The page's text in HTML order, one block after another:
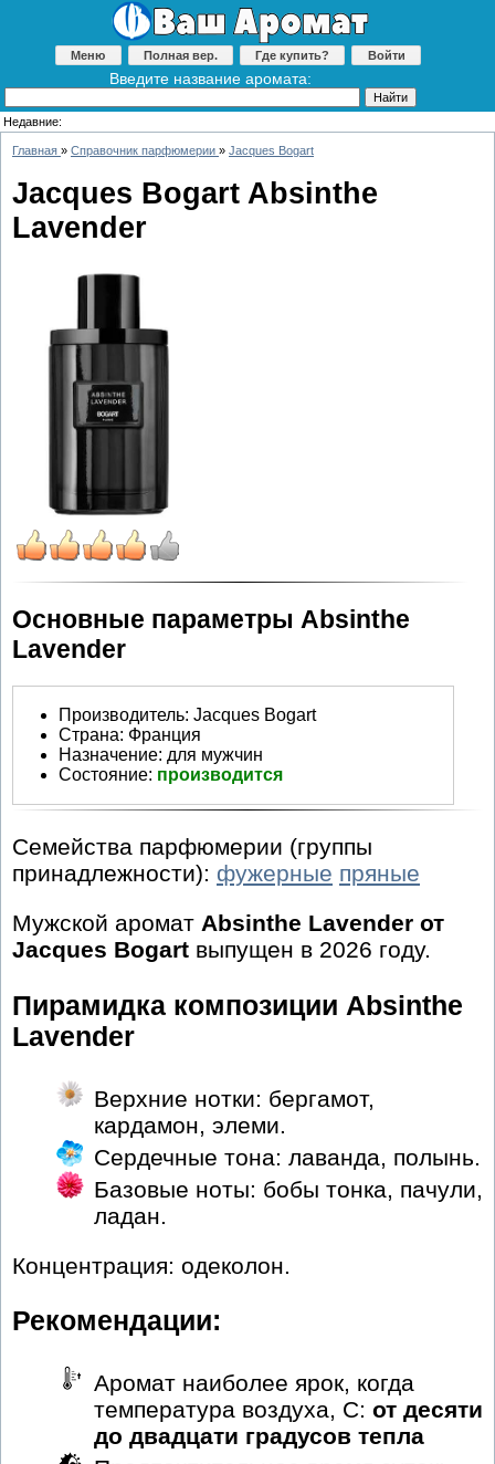
Меню Полная вер. Где купить? Войти
Введите название аромата:
Недавние:
Главная » Справочник парфюмерии » Jacques Bogart
Jacques Bogart Absinthe
Lavender
Основные параметры Absinthe
Lavender
Производитель: Jacques Bogart
Страна: Франция
Назначение: для мужчин
Состояние: производится
Семейства парфюмерии (группы
принадлежности): фужерные пряные
Мужской аромат Absinthe Lavender от
Jacques Bogart выпущен в 2026 году.
Пирамидка композиции Absinthe
Lavender
Верхние нотки: бергамот,
кардамон, элеми.
Сердечные тона: лаванда, полынь.
Базовые ноты: бобы тонка, пачули,
ладан.
Концентрация: одеколон.
Рекомендации:
Аромат наиболее ярок, когда
температура воздуха, С: от десяти
до двадцати градусов тепла